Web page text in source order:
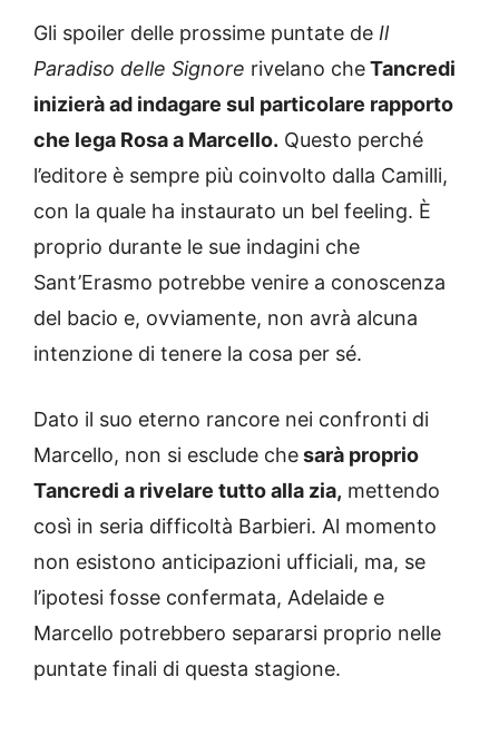
Gli spoiler delle prossime puntate de Il
Paradiso delle Signore rivelano cheTancredi
inizierà ad indagare sul particolare rapporto
che lega Rosa a Marcello. Questo perché
l’editore è sempre più coinvolto dalla Camilli,
con la quale ha instaurato un bel feeling. È
proprio durante le sue indagini che
Sant’Erasmo potrebbe venire a conoscenza
del bacio e, ovviamente, non avrà alcuna
intenzione di tenere la cosa per sé.
Dato il suo eterno rancore nei confronti di
Marcello, non si esclude chesarà proprio
Tancredi a rivelare tutto alla zia, mettendo
così in seria difficoltà Barbieri. Al momento
non esistono anticipazioni ufficiali, ma, se
l’ipotesi fosse confermata, Adelaide e
Marcello potrebbero separarsi proprio nelle
puntate finali di questa stagione.